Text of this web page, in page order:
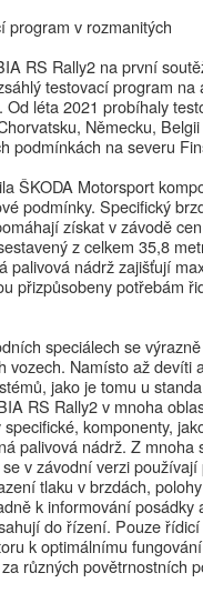
program v rozmanitých
RS Rally2 na první
testovací program na
léta 2021 probíhaly
Německu,
podmínkách na severu
ŠKODA Motorsport
podmínky. Specifický
získat v závodě
z celkem 35,8
palivová nádrž zajišťují
přizpůsobeny potřebám
speciálech se
vozech. Namísto až devíti
jako je tomu u
RS Rally2 v mnoha
komponenty,
palivová nádrž. Z mnoha
v závodní verzi používají
tlaku v brzdách,
k informování posádky
do řízení. Pouze
k optimálnímu
různých povětrnostních